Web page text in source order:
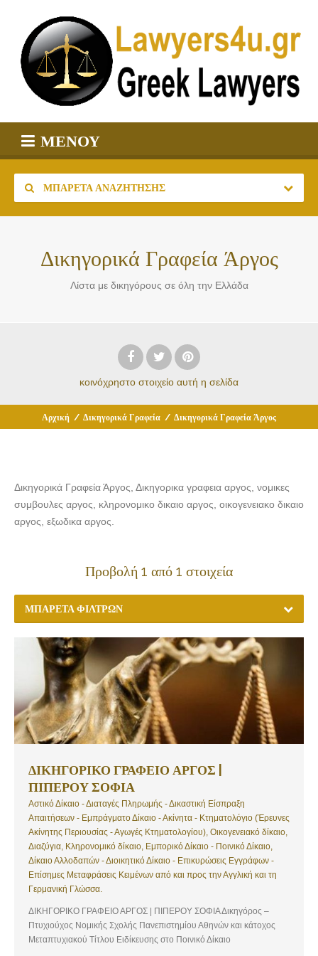
ΜΕΝΟΎ
ΜΠΑΡΈΤΑ ΑΝΑΖΉΤΗΣΗΣ
Δικηγορικά Γραφεία Άργος
Λίστα με δικηγόρους σε όλη την Ελλάδα
κοινόχρηστο στοιχείο αυτή η σελίδα
Αρχική / Δικηγορικά Γραφεία / Δικηγορικά Γραφεία Άργος
Δικηγορικά Γραφεία Άργος, Δικηγορικα γραφεια αργος, νομικες
συμβουλες αργος, κληρονομικο δικαιο αργος, οικογενειακο δικαιο
αργος, εξωδικα αργος.
Προβολή 1 από 1 στοιχεία
ΜΠΑΡΈΤΑ ΦΊΛΤΡΩΝ
ΔΙΚΗΓΟΡΙΚΟ ΓΡΑΦΕΙΟ ΑΡΓΟΣ |
ΠΙΠΕΡΟΥ ΣΟΦΙΑ
Αστικό Δίκαιο - Διαταγές Πληρωμής - Δικαστική Είσπραξη
Απαιτήσεων - Εμπράγματο Δίκαιο - Ακίνητα - Κτηματολόγιο (Έρευνες
Ακίνητης Περιουσίας - Αγωγές Κτηματολογίου), Οικογενειακό δίκαιο,
Διαζύγια, Κληρονομικό δίκαιο, Εμπορικό Δίκαιο - Ποινικό Δίκαιο,
Δίκαιο Αλλοδαπών - Διοικητικό Δίκαιο - Επικυρώσεις Εγγράφων -
Επίσημες Μεταφράσεις Κειμένων από και προς την Αγγλική και τη
Γερμανική Γλώσσα.
ΔΙΚΗΓΟΡΙΚΟ ΓΡΑΦΕΙΟ ΑΡΓΟΣ | ΠΙΠΕΡΟΥ ΣΟΦΙΑ Δικηγόρος –
Πτυχιούχος Νομικής Σχολής Πανεπιστημίου Αθηνών και κάτοχος
Μεταπτυχιακού Τίτλου Ειδίκευσης στο Ποινικό Δίκαιο